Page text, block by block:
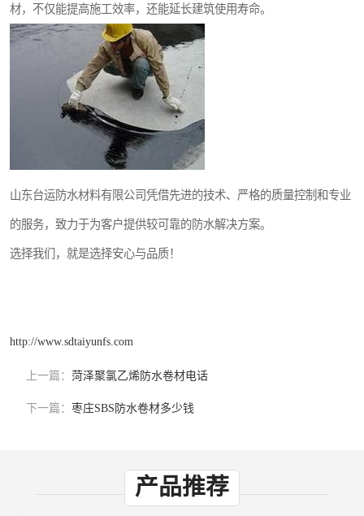
材，不仅能提高施工效率，还能延长建筑使用寿命。
山东台运防水材料有限公司凭借先进的技术、严格的质量控制和专业
的服务，致力于为客户提供较可靠的防水解决方案。
选择我们，就是选择安心与品质！
http://www.sdtaiyunfs.com
上一篇： 菏泽聚氯乙烯防水卷材电话
下一篇： 枣庄SBS防水卷材多少钱
产品推荐